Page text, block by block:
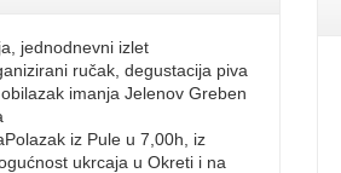
jednodnevni izlet
ručak, degustacija piva
imanja Jelenov Greben
iz Pule u 7,00h, iz
ukrcaja u Okreti i na